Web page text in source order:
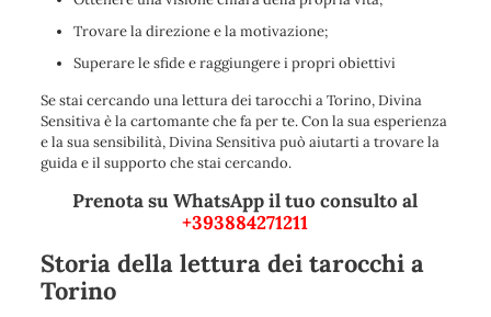
Trovare la direzione e la motivazione;
Superare le sfide e raggiungere i propri obiettivi
Se stai cercando una lettura dei tarocchi a Torino, Divina
Sensitiva è la cartomante che fa per te. Con la sua esperienza
e la sua sensibilità, Divina Sensitiva può aiutarti a trovare la
guida e il supporto che stai cercando.
Prenota su WhatsApp il tuo consulto al
+393884271211
Storia della lettura dei tarocchi a
Torino